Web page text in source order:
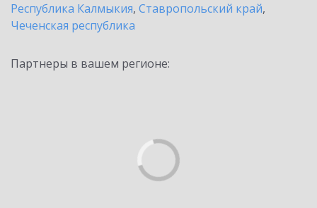
Республика Калмыкия, Ставропольский край,
Чеченская республика
Партнеры в вашем регионе: